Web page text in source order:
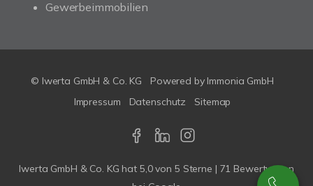
Gewerbeimmobilien
© Iwerta GmbH & Co. KG Powered by Immonia GmbH
Impressum
Datenschutz Sitemap
Iwerta GmbH & Co. KG hat 5,0von 5 Sterne | 71 Bewertungen